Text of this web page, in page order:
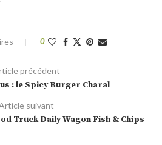
0
précédent
: le Spicy Burger Charal
suivant
Truck Daily Wagon Fish & Chips